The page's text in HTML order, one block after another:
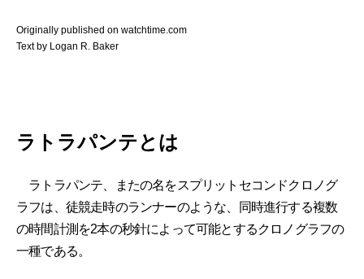
Originally published on watchtime.com
Text by Logan R. Baker
ラトラパンテとは
ラトラパンテ、またの名をスプリットセコンドクロノグ
ラフは、徒競走時のランナーのような、同時進行する複数
の時間計測を2本の秒針によって可能とするクロノグラフの
一種である。